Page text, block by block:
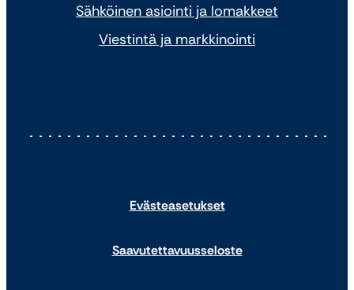
Sähköinen asiointi ja lomakkeet
Viestintä ja markkinointi
Evästeasetukset
Saavutettavuusseloste